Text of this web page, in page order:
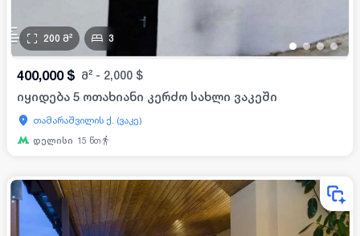
••••
200 მ² 3
400,000 $ მ² - 2,000 $
იყიდება 5 ოთახიანი კერძო სახლი ვაკეში
თამარაშვილის ქ. (ვაკე)
დელისი 15 წთ